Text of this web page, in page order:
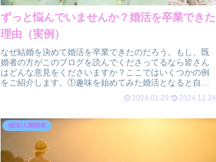
ずっと悩んでいませんか？婚活を卒業できた
理由（実例）
なぜ結婚を決めて婚活を卒業できたのだろう。もし、既
婚者の方がこのブログを読んでくださってるなら皆さん
はどんな意見をくださいますか？ここではいくつかの例
をご紹介します。①趣味を始めてみた婚活となると自分
2024.01.29 2024.11.24
婚活/人間関係